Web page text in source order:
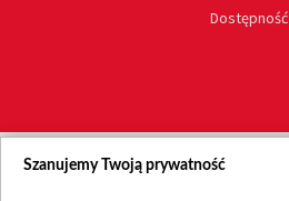
Dostępność
Szanujemy Twoją prywatność